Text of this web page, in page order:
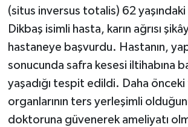
(situs inversus totalis) 62
Dikbaş isimli hasta, karın ağrısı
hastaneye başvurdu. Hastanın,
sonucunda safra kesesi iltihabına
yaşadığı tespit edildi. Daha
organlarının ters yerleşimli
doktoruna güvenerek ameliyatı